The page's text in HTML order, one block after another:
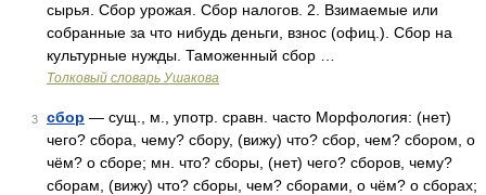
сырья. Сбор урожая. Сбор налогов. 2. Взимаемые или
собранные за что нибудь деньги, взнос (офиц.). Сбор на
культурные нужды. Таможенный сбор …
Толковый словарь Ушакова
3 сбор — сущ., м., употр. сравн. часто Морфология: (нет)
чего? сбора, чему? сбору, (вижу) что? сбор, чем? сбором, о
чём? о сборе; мн. что? сборы, (нет) чего? сборов, чему?
сборам, (вижу) что? сборы, чем? сборами, о чём? о сборах;